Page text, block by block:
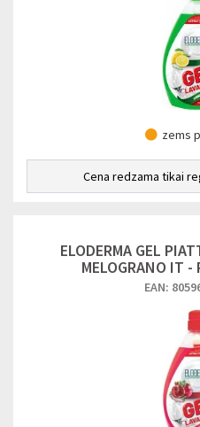
zems
Cena redzama tikai
ELODERMA GEL
MELOGRANO IT -
EAN: